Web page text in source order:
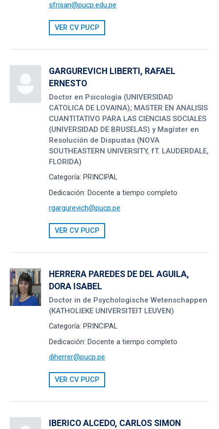
sfrisan@pucp.edu.pe
VER CV PUCP
GARGUREVICH LIBERTI, RAFAEL
ERNESTO
Doctor en Psicología (UNIVERSIDAD
CATOLICA DE LOVAINA); MASTER EN ANALISIS
CUANTITATIVO PARA LAS CIENCIAS SOCIALES
(UNIVERSIDAD DE BRUSELAS) y Magíster en
Resolución de Dispustas (NOVA
SOUTHEASTERN UNIVERSITY, fT. LAUDERDALE,
FLORIDA)
Categoría: PRINCIPAL
Dedicación: Docente a tiempo completo
rgargurevich@pucp.pe
VER CV PUCP
HERRERA PAREDES DE DEL AGUILA,
DORA ISABEL
Doctor in de Psychologische Wetenschappen
(KATHOLIEKE UNIVERSITEIT LEUVEN)
Categoría: PRINCIPAL
Dedicación: Docente a tiempo completo
diherrer@pucp.pe
VER CV PUCP
IBERICO ALCEDO, CARLOS SIMON